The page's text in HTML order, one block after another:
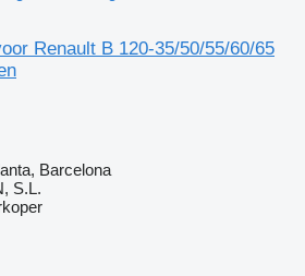
Renault B 120-35/50/55/60/65
Barcelona
S.L.